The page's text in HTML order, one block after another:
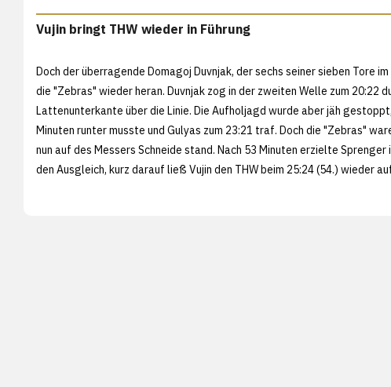
Vujin bringt THW wieder in Führung
Doch der überragende Domagoj Duvnjak, der sechs seiner sieben Tore
die "Zebras" wieder heran. Duvnjak zog in der zweiten Welle zum 20:22
Lattenunterkante über die Linie. Die Aufholjagd wurde aber jäh
Minuten runter musste und Gulyas zum 23:21 traf. Doch die "Zebras"
nun auf des Messers Schneide stand. Nach 53 Minuten erzielte
den Ausgleich, kurz darauf ließ Vujin den THW beim 25:24 (54.) wieder